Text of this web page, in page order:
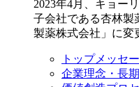
2023年4月、キョー
子会社である杏林製
製薬株式会社」に変
トップメッセ
企業理念・長